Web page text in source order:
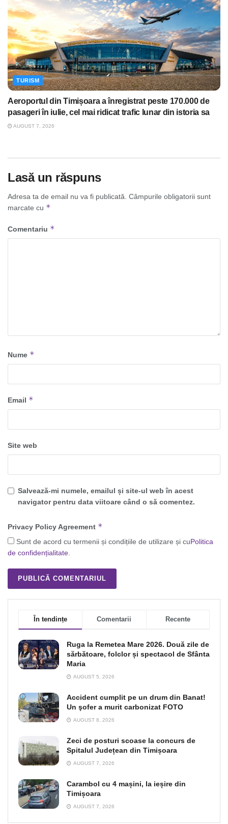
TURISM
Aeroportul din Timișoara a înregistrat peste 170.000 de
pasageri în iulie, cel mai ridicat trafic lunar din istoria sa
AUGUST 7, 2026
Lasă un răspuns
Adresa ta de email nu va fi publicată. Câmpurile obligatorii sunt
marcate cu *
Comentariu *
Nume *
Email *
Site web
Salvează-mi numele, emailul și site-ul web în acest
navigator pentru data viitoare când o să comentez.
Privacy Policy Agreement *
Sunt de acord cu termenii și condițiile de utilizare și cuPolitica
de confidențialitate.
În tendințe Comentarii Recente
Ruga la Remetea Mare 2026. Două zile de
sărbătoare, folclor și spectacol de Sfânta
Maria
AUGUST 5, 2026
Accident cumplit pe un drum din Banat!
Un şofer a murit carbonizat FOTO
AUGUST 8, 2026
Zeci de posturi scoase la concurs de
Spitalul Județean din Timișoara
AUGUST 7, 2026
Carambol cu 4 mașini, la ieșire din
Timișoara
AUGUST 7, 2026